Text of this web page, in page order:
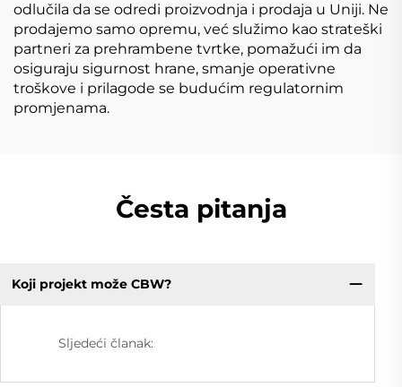
odlučila da se odredi proizvodnja i prodaja u Uniji. Ne
prodajemo samo opremu, već služimo kao strateški
partneri za prehrambene tvrtke, pomažući im da
osiguraju sigurnost hrane, smanje operativne
troškove i prilagode se budućim regulatornim
promjenama.
Česta pitanja
Koji projekt može CBW?
Sljedeći članak: